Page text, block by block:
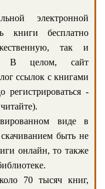
электронной
книги бесплатно
так и
В целом, сайт
ссылок с книгами
-
виде в
быть не
онлайн, то также
70 тысяч книг,